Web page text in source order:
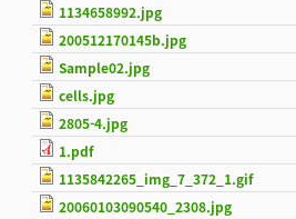
1134658992.jpg
200512170145b.jpg
Sample02.jpg
cells.jpg
2805-4.jpg
1.pdf
1135842265_img_7_372_1.gif
20060103090540_2308.jpg